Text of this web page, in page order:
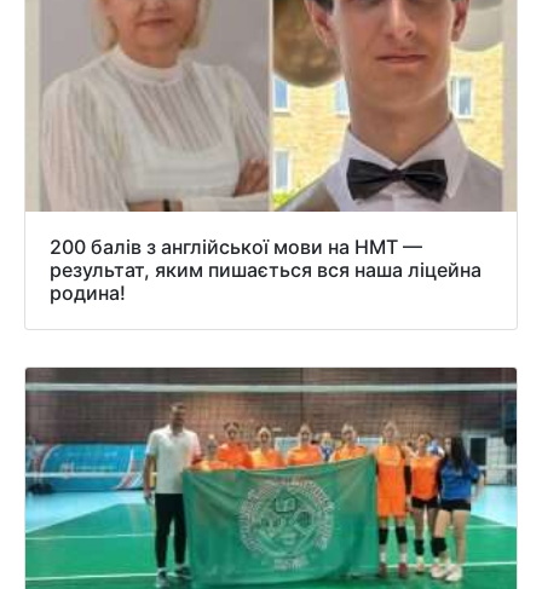
200 балів з англійської мови на НМТ —
результат, яким пишається вся наша ліцейна
родина!